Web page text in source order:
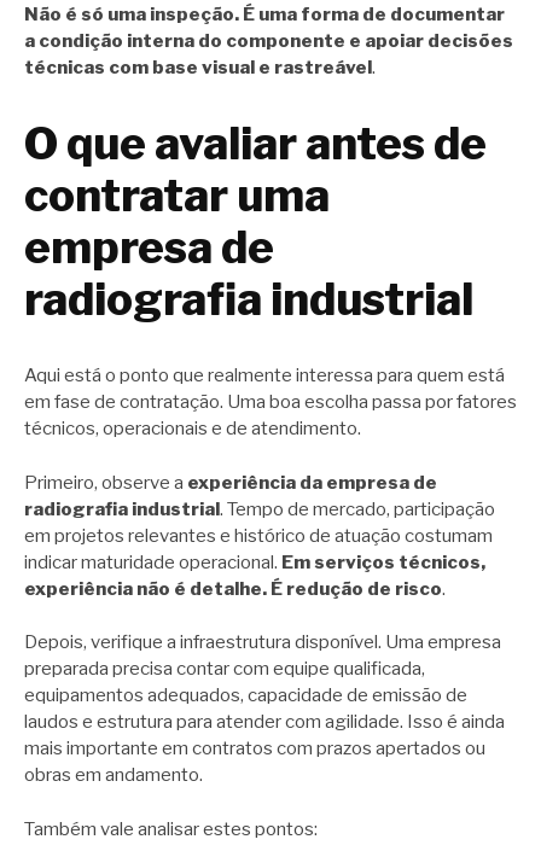
Não é só uma inspeção. É uma forma de documentar
a condição interna do componente e apoiar decisões
técnicas com base visual e rastreável .
O que avaliar antes de
contratar uma
empresa de
radiografia industrial
Aqui está o ponto que realmente interessa para quem está
em fase de contratação. Uma boa escolha passa por fatores
técnicos, operacionais e de atendimento.
Primeiro, observe a experiência da empresa de
radiografia industrial. Tempo de mercado, participação
em projetos relevantes e histórico de atuação costumam
indicar maturidade operacional. Em serviços técnicos,
experiência não é detalhe. É redução de risco.
Depois, verifique a infraestrutura disponível. Uma empresa
preparada precisa contar com equipe qualificada,
equipamentos adequados, capacidade de emissão de
laudos e estrutura para atender com agilidade. Isso é ainda
mais importante em contratos com prazos apertados ou
obras em andamento.
Também vale analisar estes pontos: